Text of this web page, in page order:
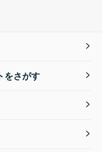
をさがす